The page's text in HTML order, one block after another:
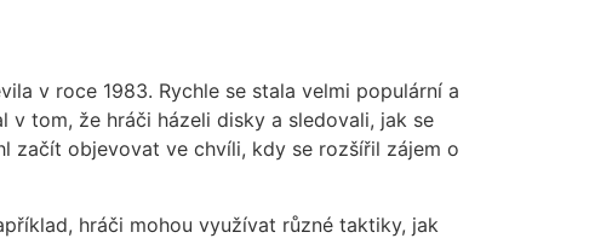
v roce 1983. Rychle se stala velmi populární a
tom, že hráči házeli disky a sledovali, jak se
začít objevovat ve chvíli, kdy se rozšířil zájem o
hráči mohou využívat různé taktiky, jak